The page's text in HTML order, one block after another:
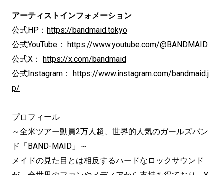
アーティストインフォメーション
公式HP： https://bandmaid.tokyo
公式YouTube：
https://www.youtube.com/@BANDMAID
公式X：
https://x.com/bandmaid
公式Instagram：
https://www.instagram.com/bandmaid.j
p/
プロフィール
～全米ツアー動員2万人超、世界的人気のガールズバン
ド「BAND-MAID」～
メイドの見た目とは相反するハードなロックサウンド